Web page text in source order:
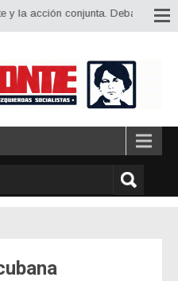
acción conjunta. Debatir